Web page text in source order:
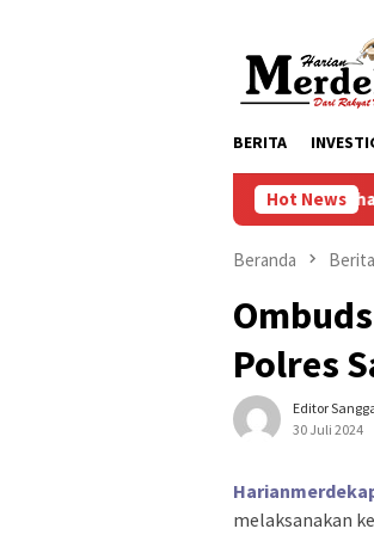
BERITA
Hot News
Taruna Bhakti Akademi
Beranda Berita
Polres
Editor
30 Juli 2024
melaksanakan